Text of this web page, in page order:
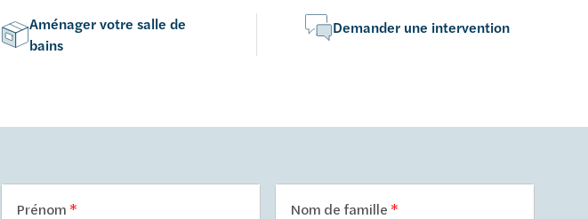
Aménager votre salle de
bains
Demander une intervention
Prénom Nom de famille